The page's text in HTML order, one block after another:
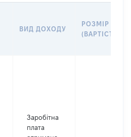
ВИД ДОХОДУ
РОЗМІР
(ВАРТІСТЬ)
Заробітна
плата